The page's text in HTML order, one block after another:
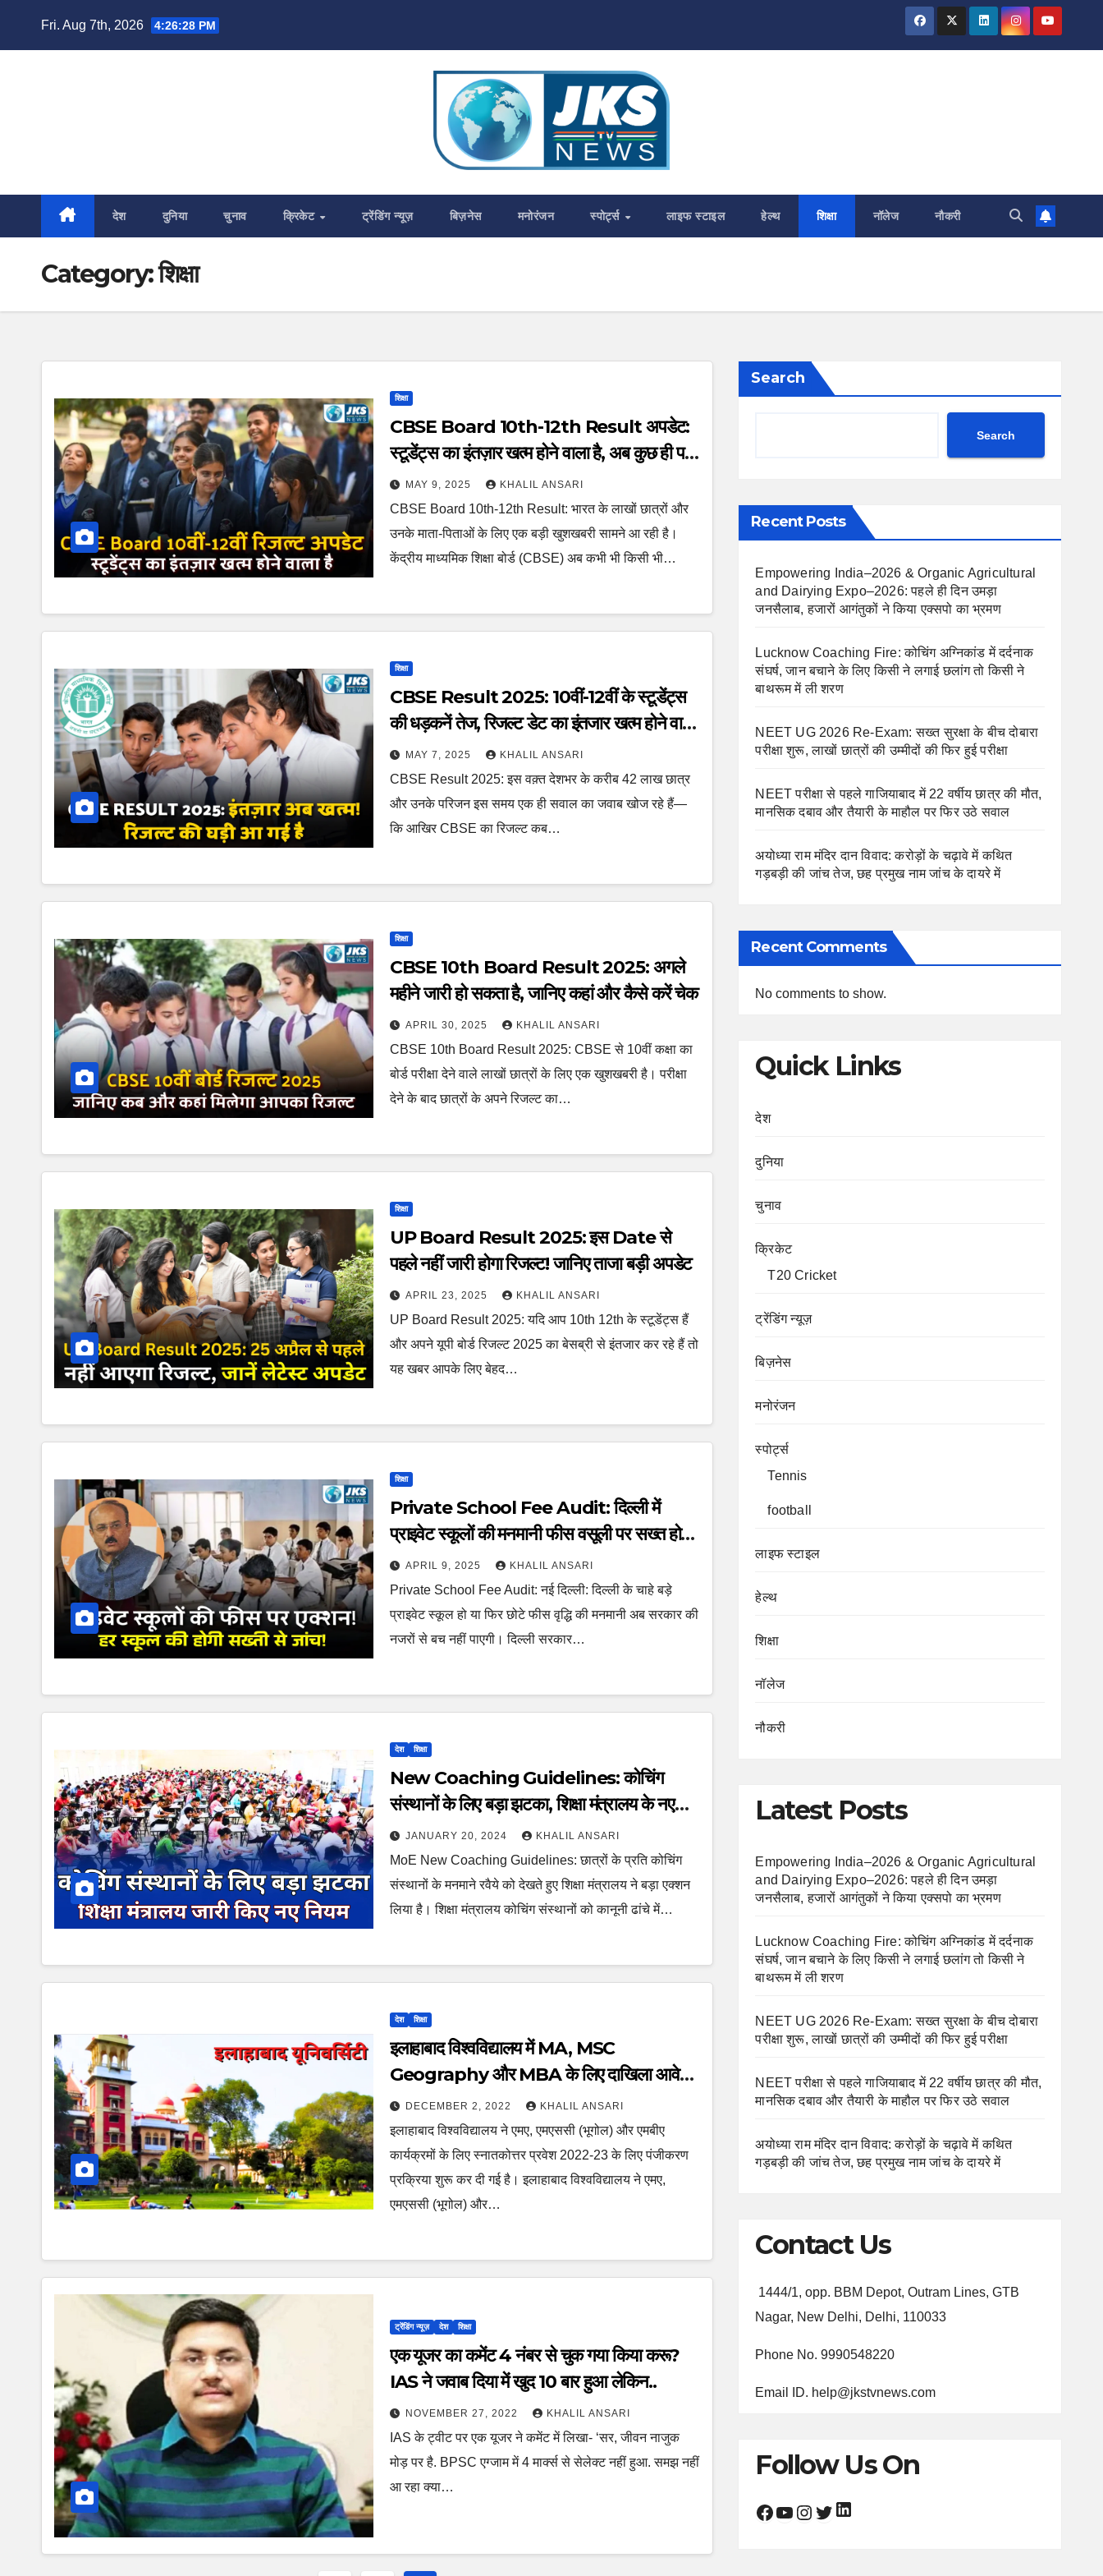
Fri. Aug 7th, 2026 4:26:29 PM
देश दुनिया चुनाव क्रिकेट ट्रेंडिंग न्यूज़ बिज़नेस मनोरंजन स्पोर्ट्स लाइफ स्टाइल हेल्थ शिक्षा नॉलेज नौकरी
Category:शिक्षा
शिक्षा
CBSE Board 10th-12th Result अपडेट:
स्टूडेंट्स का इंतज़ार खत्म होने वाला है, अब कुछ ही पल
बाकी हैंMAY 9, 2025 KHALIL ANSARI
CBSE Board 10th-12th Result: भारत के लाखों छात्रों और
उनके माता-पिताओं के लिए एक बड़ी खुशखबरी सामने आ रही है।
केंद्रीय माध्यमिक शिक्षा बोर्ड (CBSE) अब कभी भी किसी भी…
शिक्षा
CBSE Result 2025: 10वीं-12वीं के स्टूडेंट्स
की धड़कनें तेज, रिजल्ट डेट का इंतजार खत्म होने वाला
है, जानें पूरी डिटेल
MAY 7, 2025 KHALIL ANSARI
CBSE Result 2025: इस वक़्त देशभर के करीब 42 लाख छात्र
और उनके परिजन इस समय एक ही सवाल का जवाब खोज रहे हैं—
कि आखिर CBSE का रिजल्ट कब…
शिक्षा
CBSE 10th Board Result 2025: अगले
महीने जारी हो सकता है, जानिए कहां और कैसे करें चेक
APRIL 30, 2025 KHALIL ANSARI
CBSE 10th Board Result 2025: CBSE से 10वीं कक्षा का
बोर्ड परीक्षा देने वाले लाखों छात्रों के लिए एक खुशखबरी है। परीक्षा
देने के बाद छात्रों के अपने रिजल्ट का…
शिक्षा
UP Board Result 2025: इस Date से
पहले नहीं जारी होगा रिजल्ट! जानिए ताजा बड़ी अपडेट
APRIL 23, 2025 KHALIL ANSARI
UP Board Result 2025: यदि आप 10th 12th के स्टूडेंट्स हैं
और अपने यूपी बोर्ड रिजल्ट 2025 का बेसब्री से इंतजार कर रहे हैं तो
यह खबर आपके लिए बेहद…
शिक्षा
Private School Fee Audit: दिल्ली में
प्राइवेट स्कूलों की मनमानी फीस वसूली पर सख्त होगी
कार्रवाई
APRIL 9, 2025 KHALIL ANSARI
Private School Fee Audit: नई दिल्ली: दिल्ली के चाहे बड़े
प्राइवेट स्कूल हो या फिर छोटे फीस वृद्धि की मनमानी अब सरकार की
नजरों से बच नहीं पाएगी। दिल्ली सरकार…
देश शिक्षा
New Coaching Guidelines: कोचिंग
संस्थानों के लिए बड़ा झटका, शिक्षा मंत्रालय के नए
आदेश? पढ़ें गाइडलाइन्स
JANUARY 20, 2024 KHALIL ANSARI
MoE New Coaching Guidelines: छात्रों के प्रति कोचिंग
संस्थानों के मनमाने रवैये को देखते हुए शिक्षा मंत्रालय ने बड़ा एक्शन
लिया है। शिक्षा मंत्रालय कोचिंग संस्थानों को कानूनी ढांचे में…
देश शिक्षा
इलाहाबाद विश्वविद्यालय में MA, MSC
Geography और MBA के लिए दाखिला आवेदन
शुरूDECEMBER 2, 2022 KHALIL ANSARI
इलाहाबाद विश्वविद्यालय ने एमए, एमएससी (भूगोल) और एमबीए
कार्यक्रमों के लिए स्नातकोत्तर प्रवेश 2022-23 के लिए पंजीकरण
प्रक्रिया शुरू कर दी गई है। इलाहाबाद विश्वविद्यालय ने एमए,
एमएससी (भूगोल) और…
ट्रेंडिंग न्यूज़ देश शिक्षा
एक यूजर का कमेंट 4 नंबर से चुक गया किया करू?
IAS ने जवाब दिया में खुद 10 बार हुआ लेकिन..
NOVEMBER 27, 2022 KHALIL ANSARI
IAS के ट्वीट पर एक यूजर ने कमेंट में लिखा- ‘सर, जीवन नाजुक
मोड़ पर है. BPSC एग्जाम में 4 मार्क्स से सेलेक्ट नहीं हुआ. समझ नहीं
आ रहा क्या…
Search
Search
Recent Posts
Empowering India–2026 & Organic Agricultural
and Dairying Expo–2026: पहले ही दिन उमड़ा
जनसैलाब, हजारों आगंतुकों ने किया एक्सपो का भ्रमण
Lucknow Coaching Fire: कोचिंग अग्निकांड में दर्दनाक
संघर्ष, जान बचाने के लिए किसी ने लगाई छलांग तो किसी ने
बाथरूम में ली शरण
NEET UG 2026 Re-Exam: सख्त सुरक्षा के बीच दोबारा
परीक्षा शुरू, लाखों छात्रों की उम्मीदों की फिर हुई परीक्षा
NEET परीक्षा से पहले गाजियाबाद में 22 वर्षीय छात्र की मौत,
मानसिक दबाव और तैयारी के माहौल पर फिर उठे सवाल
अयोध्या राम मंदिर दान विवाद: करोड़ों के चढ़ावे में कथित
गड़बड़ी की जांच तेज, छह प्रमुख नाम जांच के दायरे में
Recent Comments
No comments to show.
Quick Links
देश
दुनिया
चुनाव
क्रिकेट
T20 Cricket
ट्रेंडिंग न्यूज़
बिज़नेस
मनोरंजन
स्पोर्ट्स
Tennis
football
लाइफ स्टाइल
हेल्थ
शिक्षा
नॉलेज
नौकरी
Latest Posts
Empowering India–2026 & Organic Agricultural
and Dairying Expo–2026: पहले ही दिन उमड़ा
जनसैलाब, हजारों आगंतुकों ने किया एक्सपो का भ्रमण
Lucknow Coaching Fire: कोचिंग अग्निकांड में दर्दनाक
संघर्ष, जान बचाने के लिए किसी ने लगाई छलांग तो किसी ने
बाथरूम में ली शरण
NEET UG 2026 Re-Exam: सख्त सुरक्षा के बीच दोबारा
परीक्षा शुरू, लाखों छात्रों की उम्मीदों की फिर हुई परीक्षा
NEET परीक्षा से पहले गाजियाबाद में 22 वर्षीय छात्र की मौत,
मानसिक दबाव और तैयारी के माहौल पर फिर उठे सवाल
अयोध्या राम मंदिर दान विवाद: करोड़ों के चढ़ावे में कथित
गड़बड़ी की जांच तेज, छह प्रमुख नाम जांच के दायरे में
Contact Us
1444/1, opp. BBM Depot, Outram Lines, GTB
Nagar, New Delhi, Delhi, 110033
Phone No. 9990548220
Email ID. help@jkstvnews.com
Follow Us On
Facebook YouTube Instagram Twitter LinkedIn